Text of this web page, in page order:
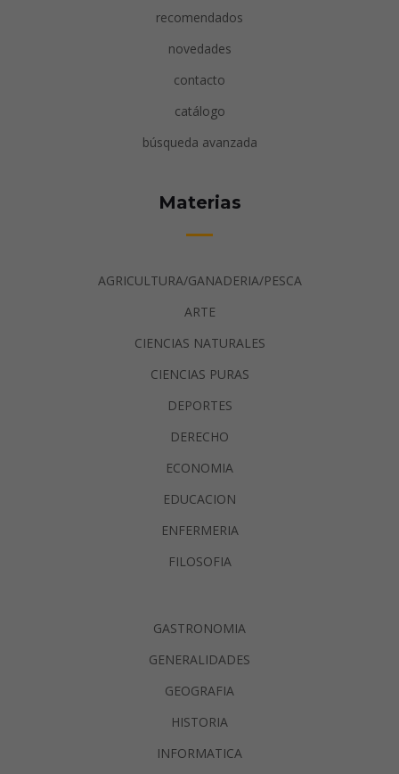
recomendados
novedades
contacto
catálogo
búsqueda avanzada
Materias
AGRICULTURA/GANADERIA/PESCA
ARTE
CIENCIAS NATURALES
CIENCIAS PURAS
DEPORTES
DERECHO
ECONOMIA
EDUCACION
ENFERMERIA
FILOSOFIA
GASTRONOMIA
GENERALIDADES
GEOGRAFIA
HISTORIA
INFORMATICA